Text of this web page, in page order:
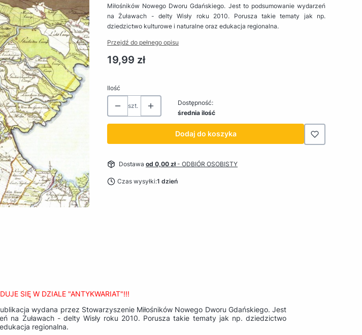
Miłośników Nowego Dworu Gdańskiego. Jest to podsumowanie wydarzeń
na Żuławach - delty Wisły roku 2010. Porusza takie tematy jak np.
dziedzictwo kulturowe i naturalne oraz edukacja regionalna.
Przejdź do pełnego opisu
Cena
19,99 zł
Ilość
szt.
Dostępność:
średnia ilość
Dodaj do koszyka
Dostawa od 0,00 zł- ODBIÓR OSOBISTY
Czas wysyłki:1 dzień
SIĘ W DZIALE "ANTYKWARIAT"!!!
wydana przez Stowarzyszenie Miłośników Nowego Dworu Gdańskiego. Jest
na Żuławach - delty Wisły roku 2010. Porusza takie tematy jak np. dziedzictwo
regionalna.